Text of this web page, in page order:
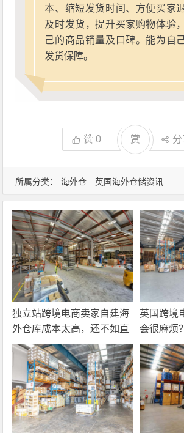
所属分类： 海外仓 英国海外仓储资讯
本、缩短发货时间、方便买家
及时发货，提升买家购物体验
己的商品销量及口碑。能为自
发货保障。
赞0 赏 分
独立站跨境电商卖家自建海
外仓库成本太高，还不如直
接找第三方自营海外仓！
英国跨境
会很麻烦
还是在海